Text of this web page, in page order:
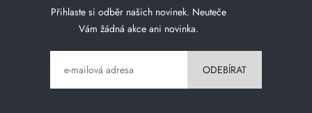
Přihlaste si odběr našich novinek. Neuteče
Vám žádná akce ani novinka.